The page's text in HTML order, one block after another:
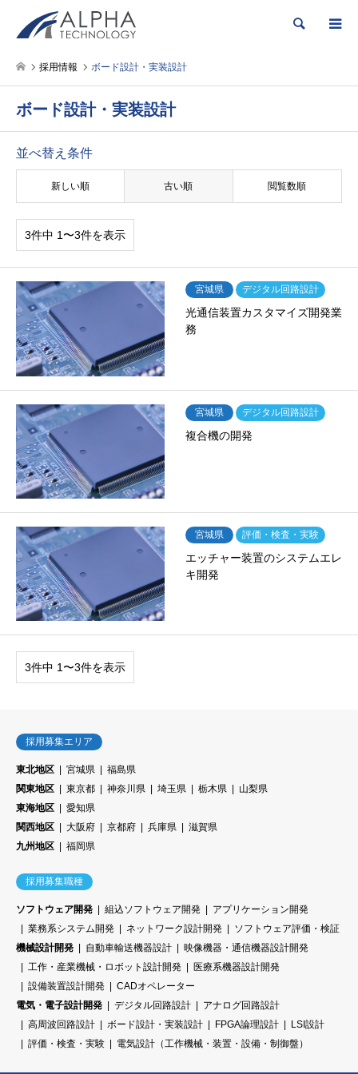
検索
採用情報 ボード設計・実装設計
ボード設計・実装設計
並べ替え条件
新しい順 古い順 閲覧数順
3件中 1〜3件を表示
宮城県 デジタル回路設計
光通信装置カスタマイズ開発業
務
宮城県 デジタル回路設計
複合機の開発
宮城県 評価・検査・実験
エッチャー装置のシステムエレ
キ開発
3件中 1〜3件を表示
採用募集エリア
東北地区 宮城県
福島県
関東地区
東京都 神奈川県 埼玉県 栃木県
山梨県
東海地区
愛知県
関西地区
大阪府 京都府 兵庫県
滋賀県
九州地区
福岡県
採用募集職種
ソフトウェア開発 組込ソフトウェア開発
アプリケーション開発
業務系システム開発
ネットワーク設計開発
ソフトウェア評価・検証
機械設計開発
自動車輸送機器設計
映像機器・通信機器設計開発
工作・産業機械・ロボット設計開発
医療系機器設計開発
設備装置設計開発
CADオペレーター
電気・電子設計開発
デジタル回路設計
アナログ回路設計
高周波回路設計
ボード設計・実装設計 FPGA論理設計
LSI設計
評価・検査・実験
電気設計（工作機械・装置・設備・制御盤）